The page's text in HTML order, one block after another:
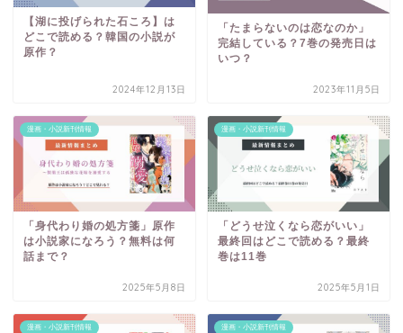
【湖に投げられた石ころ】は
どこで読める？韓国の小説が
原作？
2024年12月13日
「たまらないのは恋なのか」
完結している？7巻の発売日は
いつ？
2023年11月5日
漫画・小説新刊情報
「身代わり婚の処方箋」原作
は小説家になろう？無料は何
話まで？
2025年5月8日
漫画・小説新刊情報
「どうせ泣くなら恋がいい」
最終回はどこで読める？最終
巻は11巻
2025年5月1日
漫画・小説新刊情報 漫画・小説新刊情報